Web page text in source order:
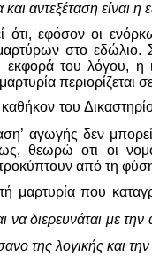
αντεξέταση είναι η
ότι, εφόσον οι
στο εδώλιο.
εκφορά του λόγου, η
περιορίζεται
καθήκον του
αγωγής δεν
θεωρώ οτι οι
από τη φύση
μαρτυρία που
να διερευνάται με
της λογικής και